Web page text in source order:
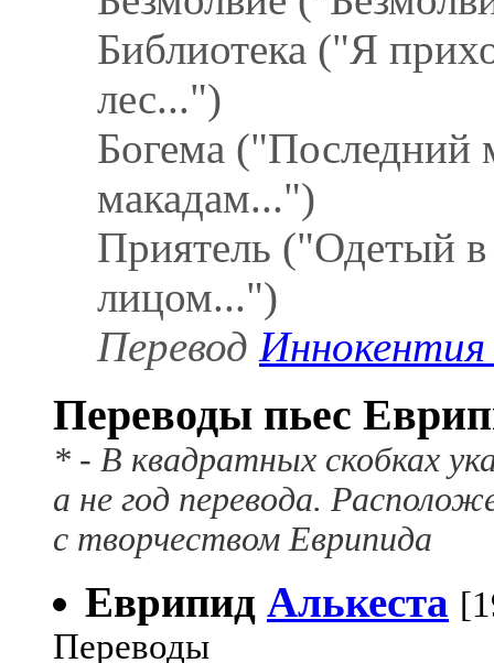
Библиотека ("Я
лес...")
Богема
макадам...")
Приятель ("Одетый
лицом...")
Перевод Иннокентия
Переводы пьес
* - В квадратных скобках
а не год перевода.
с творчеством Еврипида
Еврипид Алькеста
Переводы